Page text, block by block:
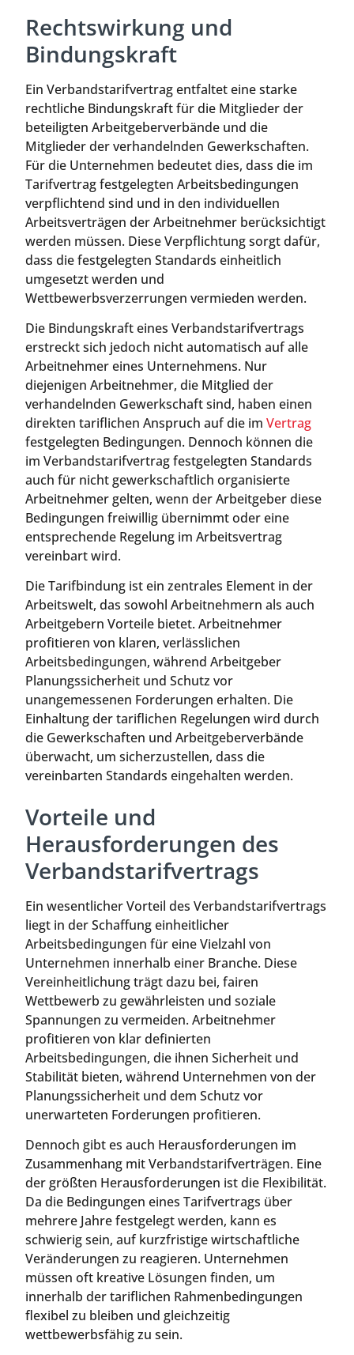
Rechtswirkung und
Bindungskraft
Ein Verbandstarifvertrag entfaltet eine starke
rechtliche Bindungskraft für die Mitglieder der
beteiligten Arbeitgeberverbände und die
Mitglieder der verhandelnden Gewerkschaften.
Für die Unternehmen bedeutet dies, dass die im
Tarifvertrag festgelegten Arbeitsbedingungen
verpflichtend sind und in den individuellen
Arbeitsverträgen der Arbeitnehmer berücksichtigt
werden müssen. Diese Verpflichtung sorgt dafür,
dass die festgelegten Standards einheitlich
umgesetzt werden und
Wettbewerbsverzerrungen vermieden werden.
Die Bindungskraft eines Verbandstarifvertrags
erstreckt sich jedoch nicht automatisch auf alle
Arbeitnehmer eines Unternehmens. Nur
diejenigen Arbeitnehmer, die Mitglied der
verhandelnden Gewerkschaft sind, haben einen
direkten tariflichen Anspruch auf die im Vertrag
festgelegten Bedingungen. Dennoch können die
im Verbandstarifvertrag festgelegten Standards
auch für nicht gewerkschaftlich organisierte
Arbeitnehmer gelten, wenn der Arbeitgeber diese
Bedingungen freiwillig übernimmt oder eine
entsprechende Regelung im Arbeitsvertrag
vereinbart wird.
Die Tarifbindung ist ein zentrales Element in der
Arbeitswelt, das sowohl Arbeitnehmern als auch
Arbeitgebern Vorteile bietet. Arbeitnehmer
profitieren von klaren, verlässlichen
Arbeitsbedingungen, während Arbeitgeber
Planungssicherheit und Schutz vor
unangemessenen Forderungen erhalten. Die
Einhaltung der tariflichen Regelungen wird durch
die Gewerkschaften und Arbeitgeberverbände
überwacht, um sicherzustellen, dass die
vereinbarten Standards eingehalten werden.
Vorteile und
Herausforderungen des
Verbandstarifvertrags
Ein wesentlicher Vorteil des Verbandstarifvertrags
liegt in der Schaffung einheitlicher
Arbeitsbedingungen für eine Vielzahl von
Unternehmen innerhalb einer Branche. Diese
Vereinheitlichung trägt dazu bei, fairen
Wettbewerb zu gewährleisten und soziale
Spannungen zu vermeiden. Arbeitnehmer
profitieren von klar definierten
Arbeitsbedingungen, die ihnen Sicherheit und
Stabilität bieten, während Unternehmen von der
Planungssicherheit und dem Schutz vor
unerwarteten Forderungen profitieren.
Dennoch gibt es auch Herausforderungen im
Zusammenhang mit Verbandstarifverträgen. Eine
der größten Herausforderungen ist die Flexibilität.
Da die Bedingungen eines Tarifvertrags über
mehrere Jahre festgelegt werden, kann es
schwierig sein, auf kurzfristige wirtschaftliche
Veränderungen zu reagieren. Unternehmen
müssen oft kreative Lösungen finden, um
innerhalb der tariflichen Rahmenbedingungen
flexibel zu bleiben und gleichzeitig
wettbewerbsfähig zu sein.